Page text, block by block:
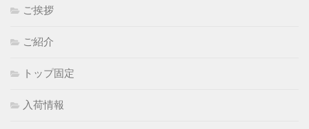
ご挨拶
ご紹介
トップ固定
入荷情報